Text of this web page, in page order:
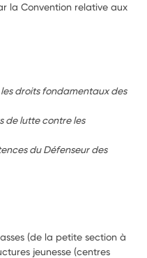
la Convention relative aux
droits fondamentaux des
de lutte contre les
du Défenseur des
(de la petite section à
jeunesse (centres